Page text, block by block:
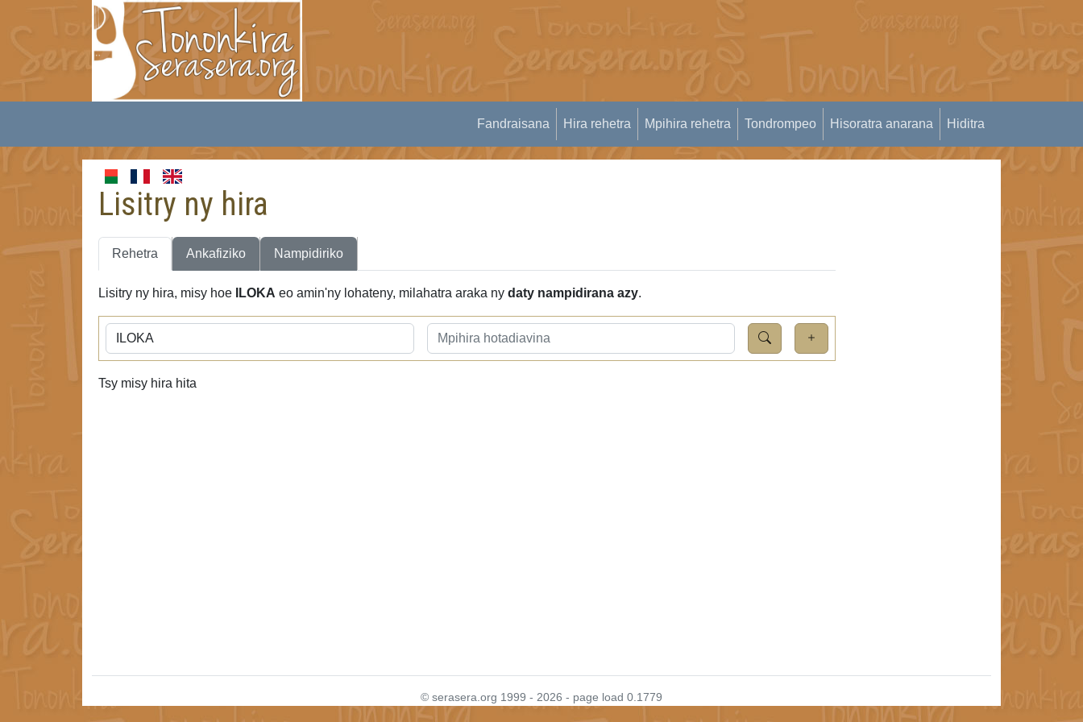
Fandraisana Hira rehetra Mpihira rehetra Tondrompeo Hisoratra anarana Hiditra
Lisitry ny hira
Rehetra Ankafiziko Nampidiriko
Lisitry ny hira, misy hoe ILOKA eo amin'ny lohateny, milahatra araka ny daty nampidirana azy.
Tsy misy hira hita
© serasera.org 1999 - 2026 - page load 0.1779